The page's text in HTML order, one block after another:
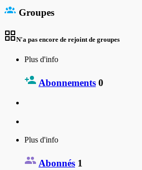
Groupes
N'a pas encore de rejoint de groupes
Plus d'info
Abonnements 0
Plus d'info
Abonnés 1